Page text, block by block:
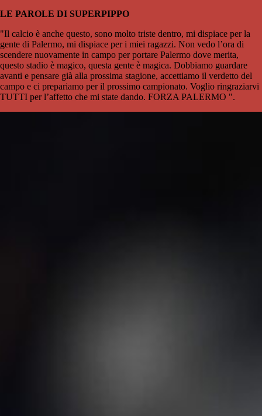
LE PAROLE DI SUPERPIPPO
"Il calcio è anche questo, sono molto triste dentro, mi dispiace per la
gente di Palermo, mi dispiace per i miei ragazzi. Non vedo l’ora di
scendere nuovamente in campo per portare Palermo dove merita,
questo stadio è magico, questa gente è magica. Dobbiamo guardare
avanti e pensare già alla prossima stagione, accettiamo il verdetto del
campo e ci prepariamo per il prossimo campionato. Voglio ringraziarvi
TUTTI per l’affetto che mi state dando. FORZA PALERMO ".